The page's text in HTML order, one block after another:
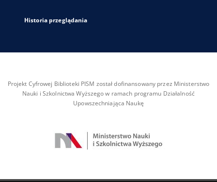
Historia przeglądania
Projekt Cyfrowej Biblioteki PISM został dofinansowany przez Ministerstwo
Nauki i Szkolnictwa Wyższego w ramach programu Działalność
Upowszechniająca Naukę